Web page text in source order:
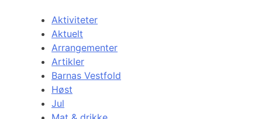
Aktiviteter
Aktuelt
Arrangementer
Artikler
Barnas Vestfold
Høst
Jul